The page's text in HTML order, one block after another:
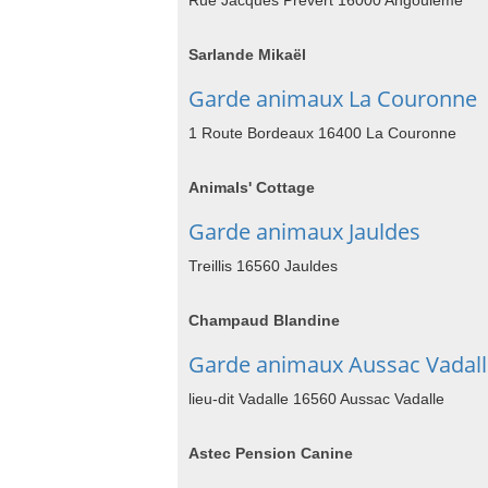
Sarlande Mikaël
Garde animaux La Couronne
1 Route Bordeaux 16400 La Couronne
Animals' Cottage
Garde animaux Jauldes
Treillis 16560 Jauldes
Champaud Blandine
Garde animaux Aussac
lieu-dit Vadalle 16560 Aussac Vadalle
Astec Pension Canine